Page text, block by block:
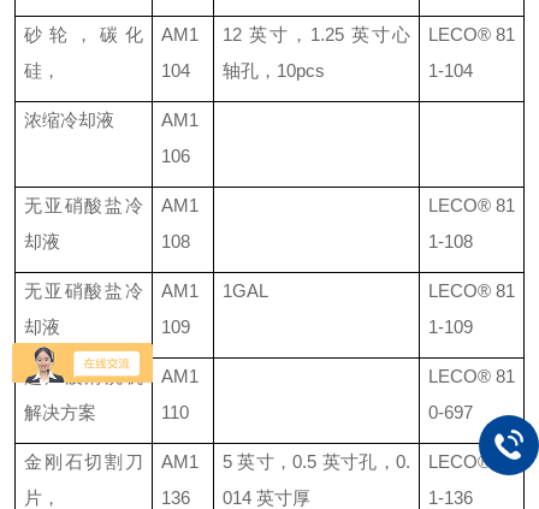
砂轮，碳化
硅，
AM1
104
12 英寸， 1.25 英寸心
轴孔， 10pcs
LECO® 81
1-104
浓缩冷却液
AM1
106
无亚硝酸盐冷
却液
AM1
108
LECO® 81
1-108
无亚硝酸盐冷
却液
AM1
109
1GAL LECO® 81
1-109
超声波清洗机
解决方案
AM1
110
LECO® 81
0-697
金刚石切割刀
片，
AM1
136
5英寸，0.5 英寸孔，0.
014 英寸厚
LECO®
80
1-136